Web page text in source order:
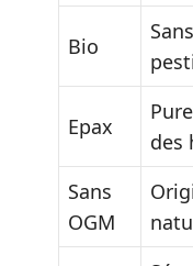
Bio
Sans
Epax
des
Sans
OGM